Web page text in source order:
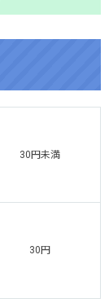
30円未満
30円